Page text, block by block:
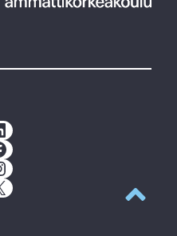
Takaisin